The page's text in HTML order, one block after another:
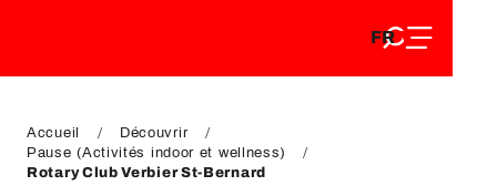
DE
FR
EN
Accueil
Découvrir
Pause (Activités indoor et wellness)
Rotary Club Verbier St-Bernard